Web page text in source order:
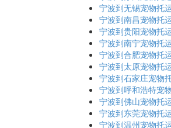
宁波到无锡宠物托
宁波到南昌宠物托
宁波到贵阳宠物托
宁波到南宁宠物托
宁波到合肥宠物托
宁波到太原宠物托
宁波到石家庄宠物
宁波到呼和浩特宠
宁波到佛山宠物托
宁波到东莞宠物托
宁波到温州宠物托